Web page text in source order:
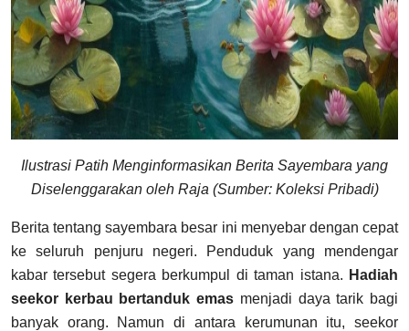
Ilustrasi Patih Menginformasikan Berita Sayembara yang
Diselenggarakan oleh Raja (Sumber: Koleksi Pribadi)
Berita tentang sayembara besar ini menyebar dengan cepat
ke seluruh penjuru negeri. Penduduk yang mendengar
kabar tersebut segera berkumpul di taman istana. Hadiah
seekor kerbau bertanduk emas menjadi daya tarik bagi
banyak orang. Namun di antara kerumunan itu, seekor